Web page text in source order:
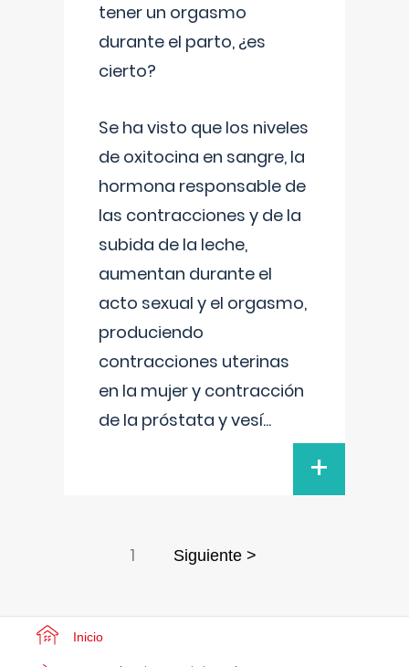
tener un orgasmo
durante el parto, ¿es
cierto?
Se ha visto que los niveles
de oxitocina en sangre, la
hormona responsable de
las contracciones y de la
subida de la leche,
aumentan durante el
acto sexual y el orgasmo,
produciendo
contracciones uterinas
en la mujer y contracción
de la próstata y vesí...
+
1 Siguiente >
Inicio